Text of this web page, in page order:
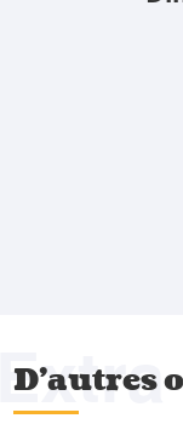
D'autres